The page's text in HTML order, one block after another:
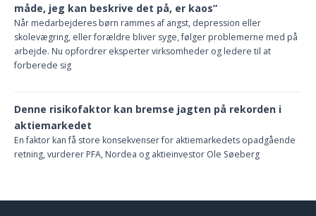
måde, jeg kan beskrive det på, er kaos”
Når medarbejderes børn rammes af angst, depression eller
skolevægring, eller forældre bliver syge, følger problemerne med på
arbejde. Nu opfordrer eksperter virksomheder og ledere til at
forberede sig
Denne risikofaktor kan bremse jagten på rekorden i
aktiemarkedet
En faktor kan få store konsekvenser for aktiemarkedets opadgående
retning, vurderer PFA, Nordea og aktieinvestor Ole Søeberg